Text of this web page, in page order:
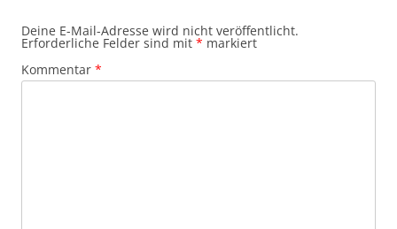
Deine E-Mail-Adresse wird nicht veröffentlicht.
Erforderliche Felder sind mit * markiert
Kommentar *